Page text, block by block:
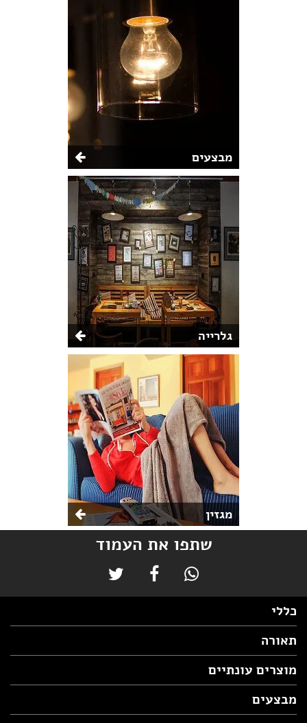
מבצעים
גלרייה
מגזין
שתפו את העמוד
כללי
תאורה
מוצרים עונתיים
מבצעים